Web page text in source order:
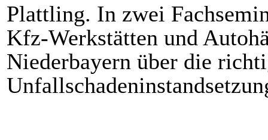
Plattling. In zwei
Kfz-Werkstätten und
Niederbayern über die